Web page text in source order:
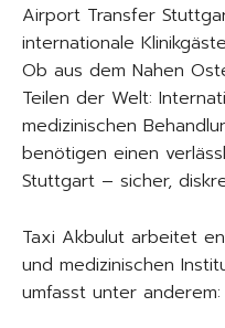
Airport Transfer
internationale Klinikgäste
Ob aus dem Nahen
Teilen der Welt:
medizinischen
benötigen einen
Stuttgart – sicher,
Taxi Akbulut arbeitet
und medizinischen
umfasst unter anderem: